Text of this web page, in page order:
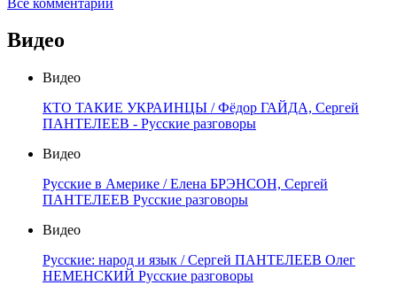
Видео
Видео
КТО ТАКИЕ УКРАИНЦЫ / Фёдор ГАЙДА, Сергей
ПАНТЕЛЕЕВ - Русские разговоры
Видео
Русские в Америке / Елена БРЭНСОН, Сергей
ПАНТЕЛЕЕВ Русские разговоры
Видео
Русские: народ и язык / Сергей ПАНТЕЛЕЕВ Олег
НЕМЕНСКИЙ Русские разговоры